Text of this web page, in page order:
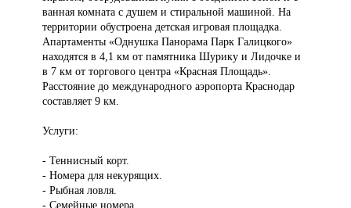
ванная комната с душем и стиральной машиной. На
территории обустроена детская игровая площадка.
Апартаменты «Однушка Панорама Парк Галицкого»
находятся в 4,1 км от памятника Шурику и Лидочке и
в 7 км от торгового центра «Красная Площадь».
Расстояние до международного аэропорта Краснодар
составляет 9 км.
Услуги:
- Теннисный корт.
- Номера для некурящих.
- Рыбная ловля.
- Семейные номера.